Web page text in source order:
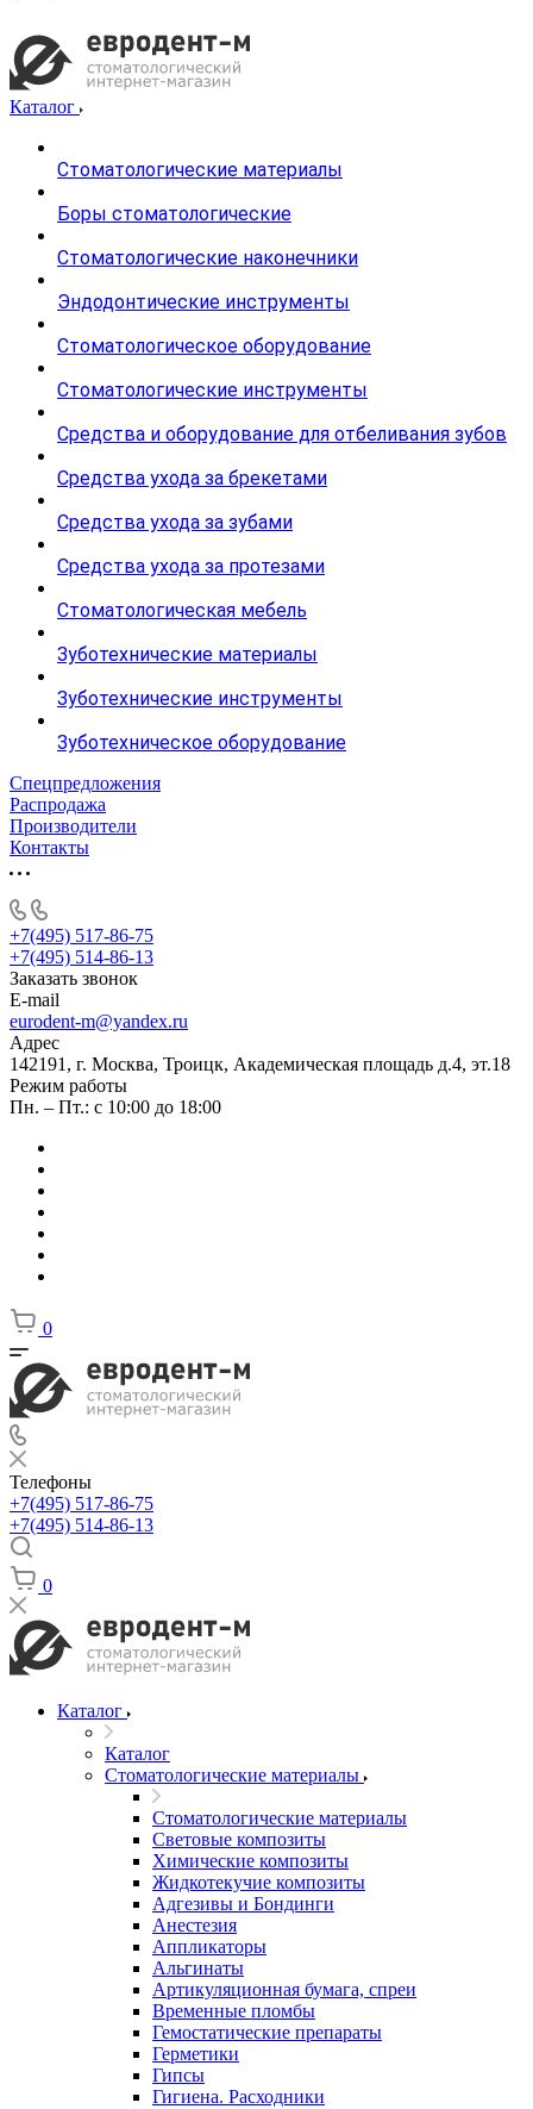
Каталог
Стоматологические материалы
Боры стоматологические
Стоматологические наконечники
Эндодонтические инструменты
Стоматологическое оборудование
Стоматологические инструменты
Средства и оборудование для отбеливания зубов
Средства ухода за брекетами
Средства ухода за зубами
Средства ухода за протезами
Стоматологическая мебель
Зуботехнические материалы
Зуботехнические инструменты
Зуботехническое оборудование
Спецпредложения
Распродажа
Производители
Контакты
+7(495) 517-86-75
+7(495) 514-86-13
Заказать звонок
E-mail
eurodent-m@yandex.ru
Адрес
142191, г. Москва, Троицк, Академическая площадь д.4, эт.18
Режим работы
Пн. – Пт.: с 10:00 до 18:00
0
Телефоны
+7(495) 517-86-75
+7(495) 514-86-13
0
Каталог
Каталог
Стоматологические материалы
Стоматологические материалы
Световые композиты
Химические композиты
Жидкотекучие композиты
Адгезивы и Бондинги
Анестезия
Аппликаторы
Альгинаты
Артикуляционная бумага, спреи
Временные пломбы
Гемостатические препараты
Герметики
Гипсы
Гигиена. Расходники